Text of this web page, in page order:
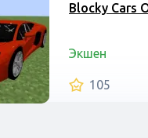
Blocky Cars
Экшен
105